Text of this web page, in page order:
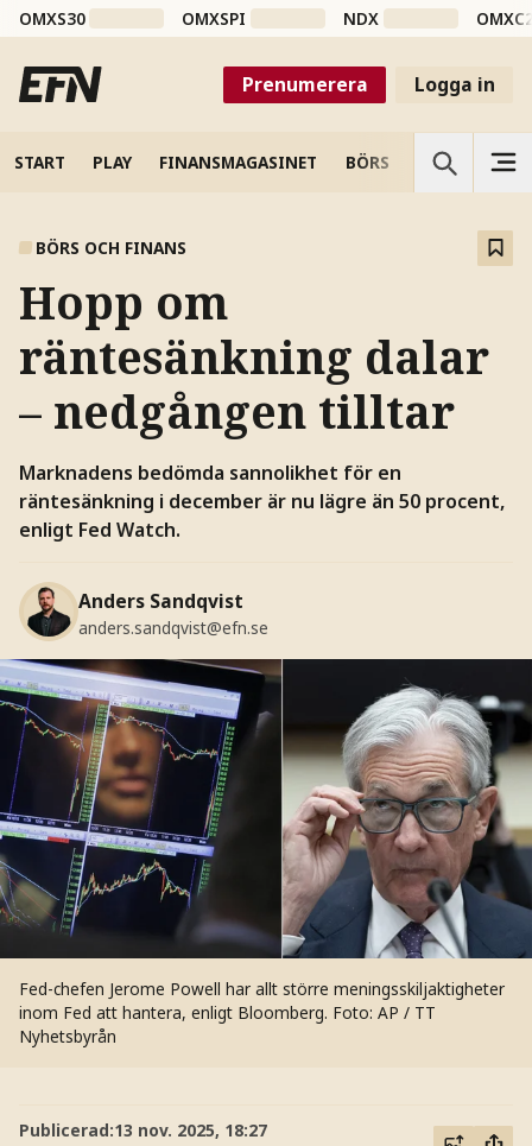
OMXS30 OMXSPI NDX
Prenumerera Logga in
START PLAY FINANSMAGASINET BÖRS VETENSKAP
BÖRS OCH FINANS
Hopp om
räntesänkning dalar
– nedgången tilltar
Marknadens bedömda sannolikhet för en
räntesänkning i december är nu lägre än 50 procent,
enligt Fed Watch.
Anders Sandqvist
anders.sandqvist@efn.se
Fed-chefen Jerome Powell har allt större meningsskiljaktigheter
inom Fed att hantera, enligt Bloomberg. Foto: AP / TT
Nyhetsbyrån
Publicerad:13 nov. 2025, 18:27